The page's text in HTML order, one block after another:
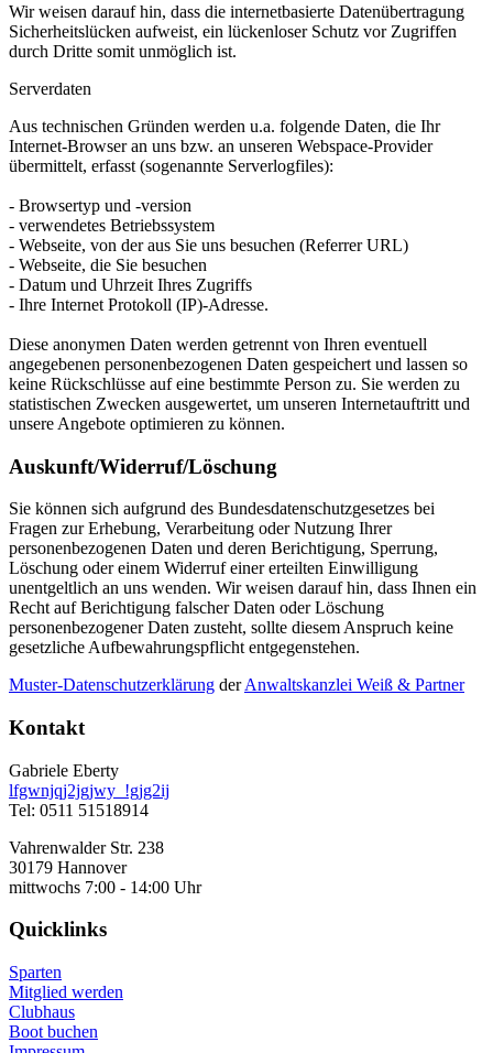
Wir weisen darauf hin, dass die internetbasierte Datenübertragung
Sicherheitslücken aufweist, ein lückenloser Schutz vor Zugriffen
durch Dritte somit unmöglich ist.
Serverdaten
Aus technischen Gründen werden u.a. folgende Daten, die Ihr
Internet-Browser an uns bzw. an unseren Webspace-Provider
übermittelt, erfasst (sogenannte Serverlogfiles):
- Browsertyp und -version
- verwendetes Betriebssystem
- Webseite, von der aus Sie uns besuchen (Referrer URL)
- Webseite, die Sie besuchen
- Datum und Uhrzeit Ihres Zugriffs
- Ihre Internet Protokoll (IP)-Adresse.
Diese anonymen Daten werden getrennt von Ihren eventuell
angegebenen personenbezogenen Daten gespeichert und lassen so
keine Rückschlüsse auf eine bestimmte Person zu. Sie werden zu
statistischen Zwecken ausgewertet, um unseren Internetauftritt und
unsere Angebote optimieren zu können.
Auskunft/Widerruf/Löschung
Sie können sich aufgrund des Bundesdatenschutzgesetzes bei
Fragen zur Erhebung, Verarbeitung oder Nutzung Ihrer
personenbezogenen Daten und deren Berichtigung, Sperrung,
Löschung oder einem Widerruf einer erteilten Einwilligung
unentgeltlich an uns wenden. Wir weisen darauf hin, dass Ihnen ein
Recht auf Berichtigung falscher Daten oder Löschung
personenbezogener Daten zusteht, sollte diesem Anspruch keine
gesetzliche Aufbewahrungspflicht entgegenstehen.
Muster-Datenschutzerklärung derAnwaltskanzlei Weiß & Partner
Kontakt
Gabriele Eberty
lfgwnjqj2jgjwy_!gjg2ij
Tel: 0511 51518914
Vahrenwalder Str. 238
30179 Hannover
mittwochs 7:00 - 14:00 Uhr
Quicklinks
Sparten
Mitglied werden
Clubhaus
Boot buchen